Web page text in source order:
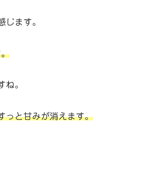
ます。
ね。
っと甘みが消えます。